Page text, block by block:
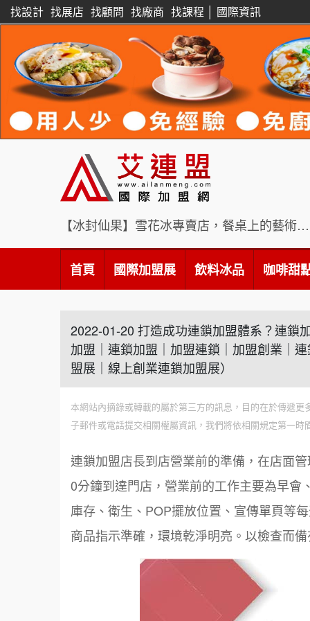
找設計 找展店 找顧問 找廠商 找課程 國際資訊
【冰封仙果】雪花冰專賣店，餐桌上的藝術饗宴
首頁 國際加盟展 飲料冰品 咖啡甜
2022-01-20 打造成功連鎖加盟體系？連鎖
加盟｜連鎖加盟｜加盟連鎖｜加盟創業｜
盟展｜線上創業連鎖加盟展）
本網站內摘錄或轉載的屬於第三方的訊息，目的在於傳遞
子郵件或電話提交相關權屬資訊，我們將依相關規定第一時
連鎖加盟店長到店營業前的準備，在店面
0分鐘到達門店，營業前的工作主要為早
庫存、衛生、POP擺放位置、宣傳單頁等
商品指示準確，環境乾淨明亮。以檢查而